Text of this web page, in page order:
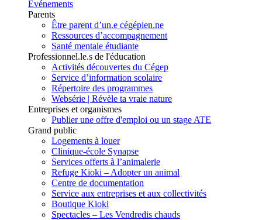
Événements
Parents
Être parent d’un.e cégépien.ne
Ressources d’accompagnement
Santé mentale étudiante
Professionnel.le.s de l'éducation
Activités découvertes du Cégep
Service d’information scolaire
Répertoire des programmes
Websérie | Révèle ta vraie nature
Entreprises et organismes
Publier une offre d'emploi ou un stage ATE
Grand public
Logements à louer
Clinique-école Synapse
Services offerts à l’animalerie
Refuge Kioki – Adopter un animal
Centre de documentation
Service aux entreprises et aux collectivités
Boutique Kioki
Spectacles – Les Vendredis chauds